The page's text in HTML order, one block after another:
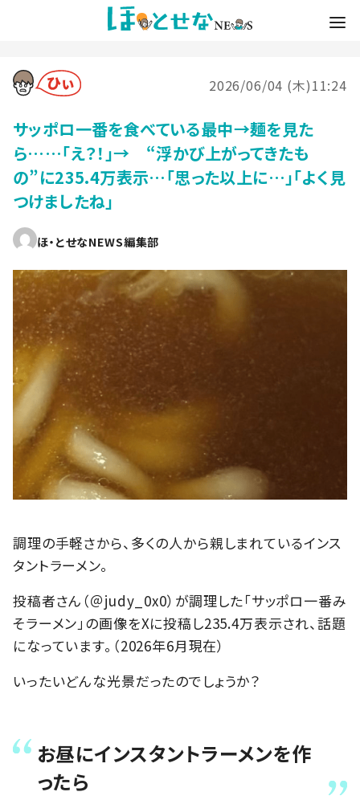
2026/06/04 (木)11:24
サッポロ一番を食べている最中→麺を見た
ら……「え？！」→ “浮かび上がってきたも
の”に235.4万表示…「思った以上に…」「よく見
つけましたね」
ほ・とせなNEWS編集部
調理の手軽さから、多くの人から親しまれているインス
タントラーメン。
投稿者さん（＠judy_0x0）が調理した「サッポロ一番み
そラーメン」の画像をXに投稿し235.4万表示され、話題
になっています。（2026年6月現在）
いったいどんな光景だったのでしょうか？
お昼にインスタントラーメンを作
ったら